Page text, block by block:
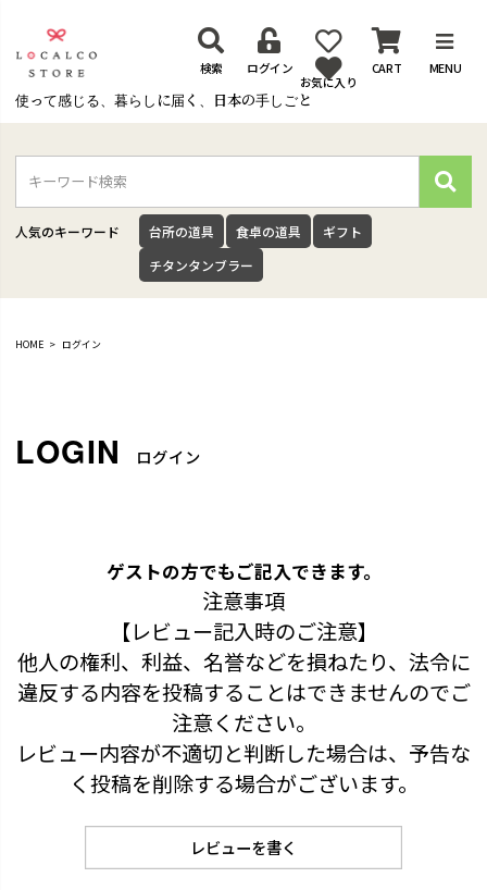
使って感じる、暮らしに届く、日本の手しごと
検索
ログイン
お気に入り
CART MENU
検
索
人気のキーワード 台所の道具 食卓の道具
ギフト
チタンタンブラー
HOME ログイン
ログイン
ゲストの方でもご記入できます。
注意事項
【レビュー記入時のご注意】
他人の権利、利益、名誉などを損ねたり、法令に
違反する内容を投稿することはできませんのでご
注意ください。
レビュー内容が不適切と判断した場合は、予告な
く投稿を削除する場合がございます。
レビューを書く